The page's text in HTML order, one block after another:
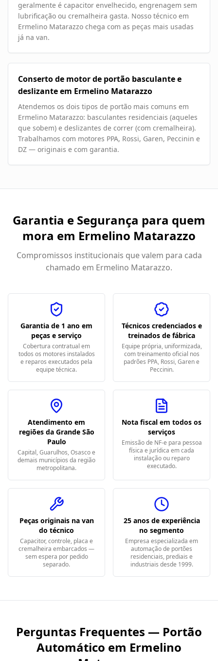
geralmente é capacitor envelhecido, engrenagem sem
lubrificação ou cremalheira gasta. Nosso técnico em
Ermelino Matarazzo chega com as peças mais usadas
já na van.
Conserto de motor de portão basculante e
deslizante em Ermelino Matarazzo
Atendemos os dois tipos de portão mais comuns em
Ermelino Matarazzo: basculantes residenciais (aqueles
que sobem) e deslizantes de correr (com cremalheira).
Trabalhamos com motores PPA, Rossi, Garen, Peccinin e
DZ — originais e com garantia.
Garantia e Segurança para quem
mora em Ermelino Matarazzo
Compromissos institucionais que valem para cada
chamado em Ermelino Matarazzo.
Garantia de 1 ano em
peças e serviço
Cobertura contratual em
todos os motores instalados
e reparos executados pela
equipe técnica.
Técnicos credenciados e
treinados de fábrica
Equipe própria, uniformizada,
com treinamento oficial nos
padrões PPA, Rossi, Garen e
Peccinin.
Atendimento em
regiões da Grande São
Paulo
Capital, Guarulhos, Osasco e
demais municípios da região
metropolitana.
Nota fiscal em todos os
serviços
Emissão de NF-e para pessoa
física e jurídica em cada
instalação ou reparo
executado.
Peças originais na van
do técnico
Capacitor, controle, placa e
cremalheira embarcados —
sem espera por pedido
separado.
25 anos de experiência
no segmento
Empresa especializada em
automação de portões
residenciais, prediais e
industriais desde 1999.
Perguntas Frequentes — Portão
Automático em Ermelino